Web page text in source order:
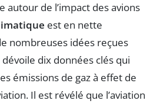
autour de l’impact des avions
est en nette
nombreuses idées reçues
dix données clés qui
émissions de gaz à effet de
Il est révélé que l’aviation